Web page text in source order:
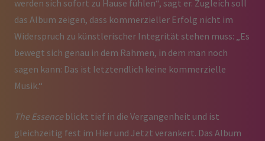
werden sich sofort zu Hause fühlen“, sagt er. Zugleich soll
das Album zeigen, dass kommerzieller Erfolg nicht im
Widerspruch zu künstlerischer Integrität stehen muss: „Es
bewegt sich genau in dem Rahmen, in dem man noch
sagen kann: Das ist letztendlich keine kommerzielle
Musik.“
The Essenceblickt tief in die Vergangenheit und ist
gleichzeitig fest im Hier und Jetzt verankert. Das Album